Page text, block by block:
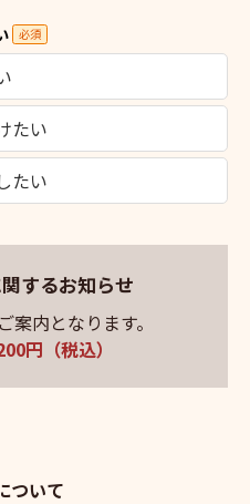
必須
たい
たい
するお知らせ
内となります。
円（税込）
ついて